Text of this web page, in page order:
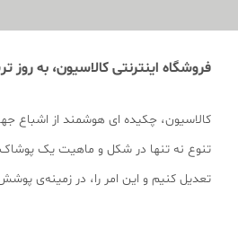
فروشگاه اینترنتی کالاسیون، به
کالاسیون، چکیده ای هوشمند از اشباع
تنوع نه تنها در شکل و ماهیت یک پوشاک
تعدیل کنیم و این امر را، در زمینه‌ی